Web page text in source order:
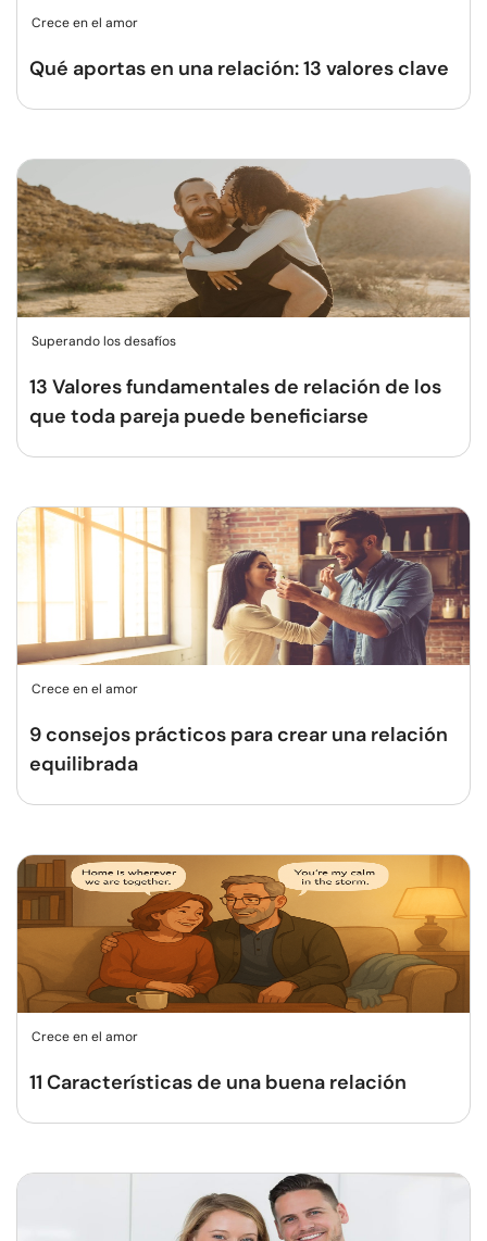
Crece en el amor
Qué aportas en una relación: 13 valores clave
Superando los desafíos
13 Valores fundamentales de relación de los
que toda pareja puede beneficiarse
Crece en el amor
9 consejos prácticos para crear una relación
equilibrada
Crece en el amor
11 Características de una buena relación